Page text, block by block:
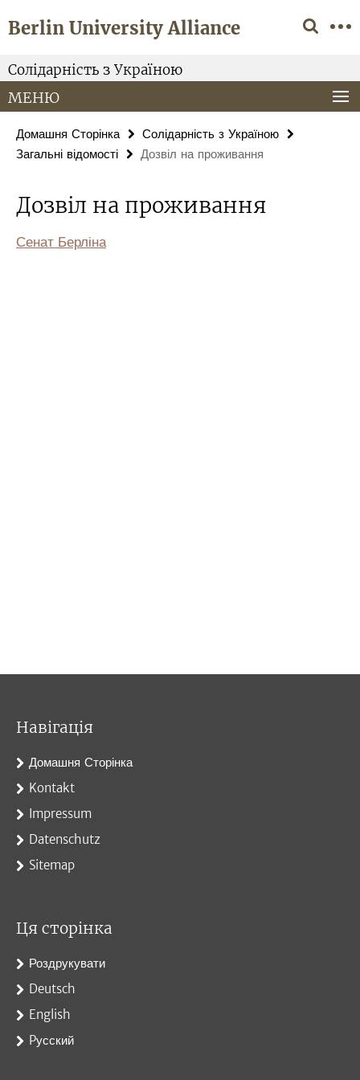
direkt
Inhalt
Berlin University Alliance
Навігація
Солідарність з Україною
МЕНЮ
Домашня Сторінка
Солідарність з Україною
Загальні відомості
Дозвіл на проживання
Дозвіл на проживання
Сенат Берліна
Навігація
Домашня Сторінка
Kontakt
Impressum
Datenschutz
Sitemap
Ця сторінка
Роздрукувати
Deutsch
English
Pусский